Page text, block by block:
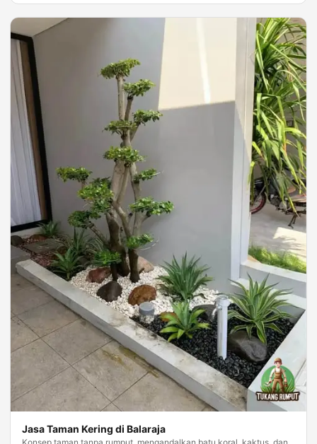
Jasa Taman Kering di Balaraja